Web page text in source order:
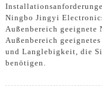
Ningbo Jingyi
Außenbereich geeignete
Außenbereich
und Langlebigkeit, die
benötigen.